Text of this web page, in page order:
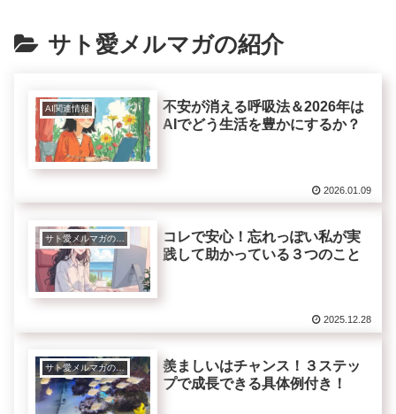
サト愛メルマガの紹介
AI関連情報
不安が消える呼吸法＆2026年は
AIでどう生活を豊かにするか？
2026.01.09
コレで安心！忘れっぽい私が実
践して助かっている３つのこと
2025.12.28
羨ましいはチャンス！３ステッ
プで成長できる具体例付き！